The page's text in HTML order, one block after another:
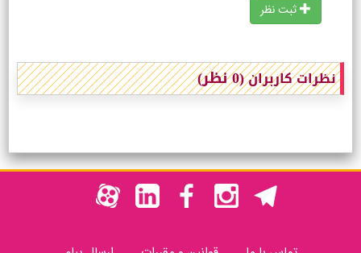
ثبت نظر
نظرات کاربران(0 نظر)